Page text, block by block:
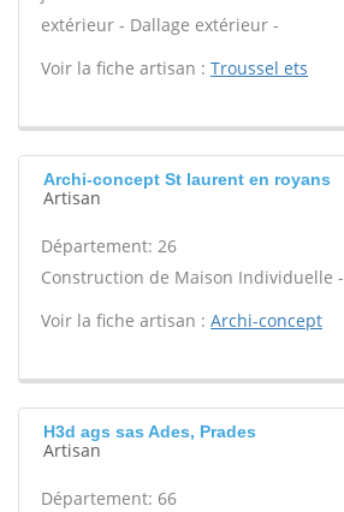
extérieur - Dallage extérieur -
Voir la fiche artisan : Troussel ets
Archi-concept St laurent en royans
Artisan
Département: 26
Construction de Maison Individuelle -
Voir la fiche artisan : Archi-concept
H3d ags sas Ades, Prades
Artisan
Département: 66